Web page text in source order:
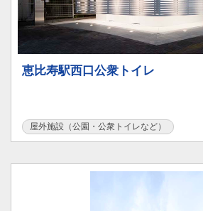
恵比寿駅西口公衆トイレ
屋外施設（公園・公衆トイレなど）